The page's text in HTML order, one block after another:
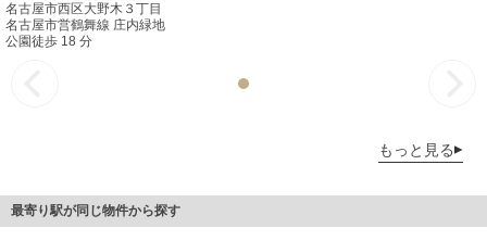
名古屋市西区大野木３丁目
名古屋市営鶴舞線 庄内緑地
公園徒歩 18 分
もっと見る
最寄り駅が同じ物件から探す